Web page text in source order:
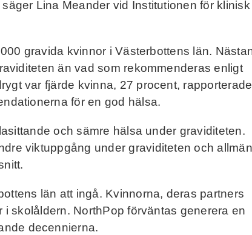
säger Lina Meander vid Institutionen för klinisk
gravida kvinnor i Västerbottens län.
än vad som rekommenderas enligt
var fjärde kvinna, 27 procent, rapporterade
för en god hälsa.
och sämre hälsa under graviditeten.
viktuppgång under graviditeten och
län att ingå. Kvinnorna, deras partners
skolåldern. NorthPop förväntas generera en
decennierna.